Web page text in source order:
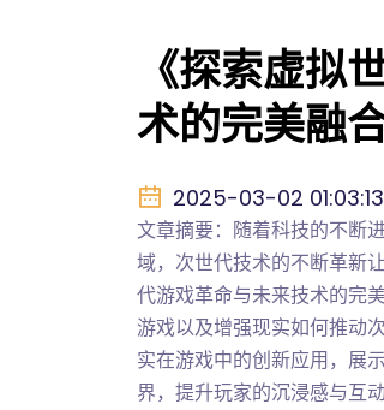
《探索虚拟
术的完美融合
2025-03-02 01:03:13
文章摘要：随着科技的不断
域，次世代技术的不断革新
代游戏革命与未来技术的完
游戏以及增强现实如何推动
实在游戏中的创新应用，展
界，提升玩家的沉浸感与互